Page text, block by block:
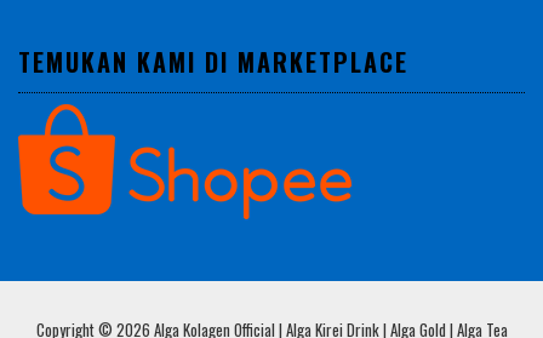
TEMUKAN KAMI DI MARKETPLACE
Copyright © 2026 Alga Kolagen Official | Alga Kirei Drink | Alga Gold | Alga Tea